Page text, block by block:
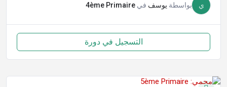
ي بواسطة يوسف في 4ème Primaire
التسجيل في دورة